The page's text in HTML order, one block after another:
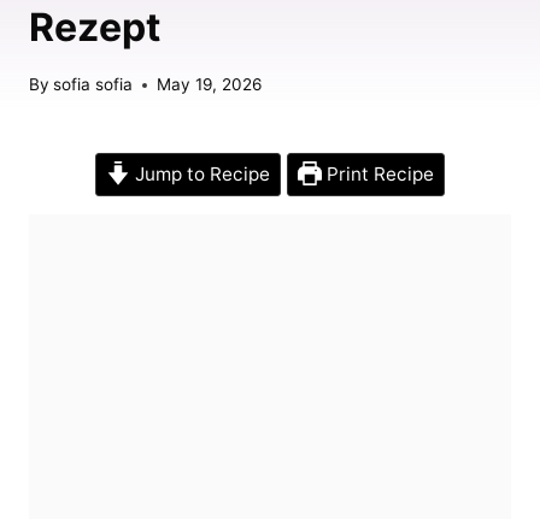
Rezept
By sofia sofia May 19, 2026
Jump to Recipe Print Recipe